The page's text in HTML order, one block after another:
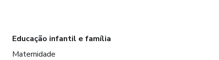
Educação infantil e família
Maternidade